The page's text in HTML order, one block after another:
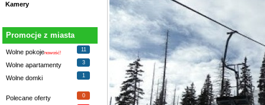
Kamery
Promocje z miasta
Wolne pokojenowość!
11
Wolne apartamenty 3
Wolne domki 1
Polecane oferty 0